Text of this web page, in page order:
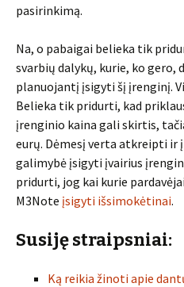
pasirinkimą.
Na, o pabaigai belieka tik
svarbių dalykų, kurie, ko gero,
planuojantį įsigyti šį įrenginį.
Belieka tik pridurti, kad
įrenginio kaina gali skirtis,
eurų. Dėmesį verta atkreipti ir
galimybė įsigyti įvairius
pridurti, jog kai kurie
M3Note įsigyti išsimokėtinai.
Susiję straipsniai:
Ką reikia žinoti apie